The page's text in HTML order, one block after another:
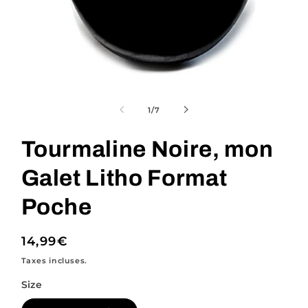
une
fenêtre
modale
1/de
7
Tourmaline Noire, mon
Galet Litho Format
Poche
Prix
habituel
14,99€
Taxes incluses.
Size